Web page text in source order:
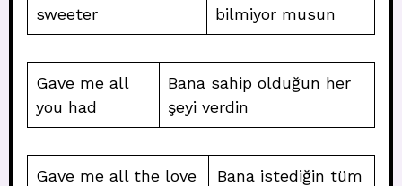
sweeter
bilmiyor musun
Gave me all
you had
Bana sahip olduğun her
şeyi verdin
Gave me all the love
Bana istediğin tüm